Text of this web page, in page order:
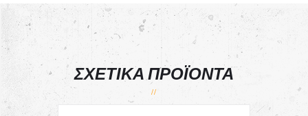
ΣΧΕΤΙΚΆ ΠΡΟΪΌΝΤΑ